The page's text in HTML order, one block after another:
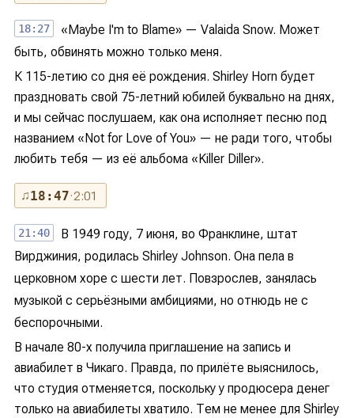
18:27
«Maybe I'm to Blame» — Valaida Snow. Может
быть, обвинять можно только меня.
К 115-летию со дня её рождения. Shirley Horn будет
праздновать свой 75-летний юбилей буквально на днях,
и мы сейчас послушаем, как она исполняет песню под
названием «Not for Love of You» — не ради того, чтобы
любить тебя — из её альбома «Killer Diller».
♫18:47· 2:01
21:40
В 1949 году, 7 июня, во Франклине, штат
Вирджиния, родилась Shirley Johnson. Она пела в
церковном хоре с шести лет. Повзрослев, занялась
музыкой с серьёзными амбициями, но отнюдь не с
беспорочными.
В начале 80-х получила приглашение на запись и
авиабилет в Чикаго. Правда, по прилёте выяснилось,
что студия отменяется, поскольку у продюсера денег
только на авиабилеты хватило. Тем не менее для Shirley